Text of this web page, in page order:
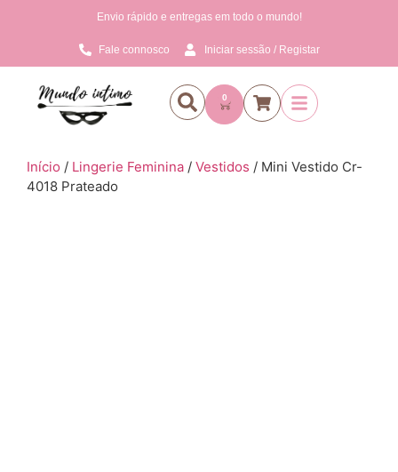
Envio rápido e entregas em todo o mundo!
Fale connosco Iniciar sessão / Registar
0
Início / Lingerie Feminina / Vestidos / Mini Vestido Cr-
4018 Prateado